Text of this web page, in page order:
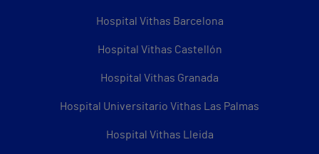
Hospital Vithas Barcelona
Hospital Vithas Castellón
Hospital Vithas Granada
Hospital Universitario Vithas Las Palmas
Hospital Vithas Lleida